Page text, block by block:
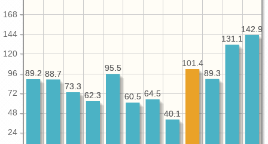
24
48
72
96
120
144
168
142.9
131.1
89.3
40.1
64.5
60.5
95.5
62.3
73.3
88.7
89.2
142.9
131.1
89.3
101.4
40.1
64.5
60.5
95.5
62.3
73.3
88.7
89.2